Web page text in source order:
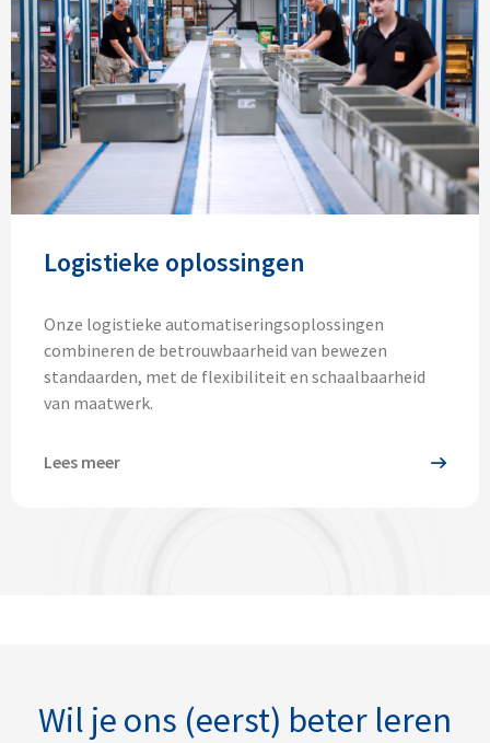
Logistieke oplossingen
Onze logistieke automatiseringsoplossingen
combineren de betrouwbaarheid van bewezen
standaarden, met de flexibiliteit en schaalbaarheid
van maatwerk.
Lees meer
Wil je ons (eerst) beter leren